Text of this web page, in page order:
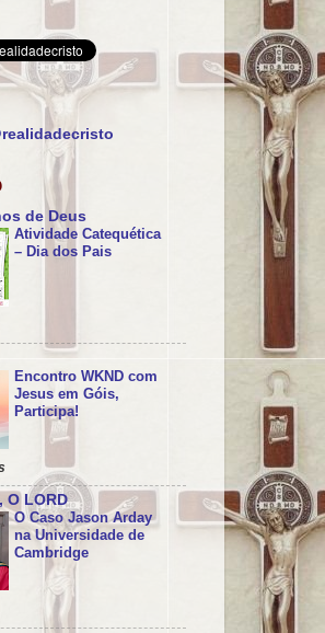
de Deus
Atividade Catequética
– Dia dos Pais
Encontro WKND com
Jesus em Góis,
Participa!
O LORD
O Caso Jason Arday
na Universidade de
Cambridge